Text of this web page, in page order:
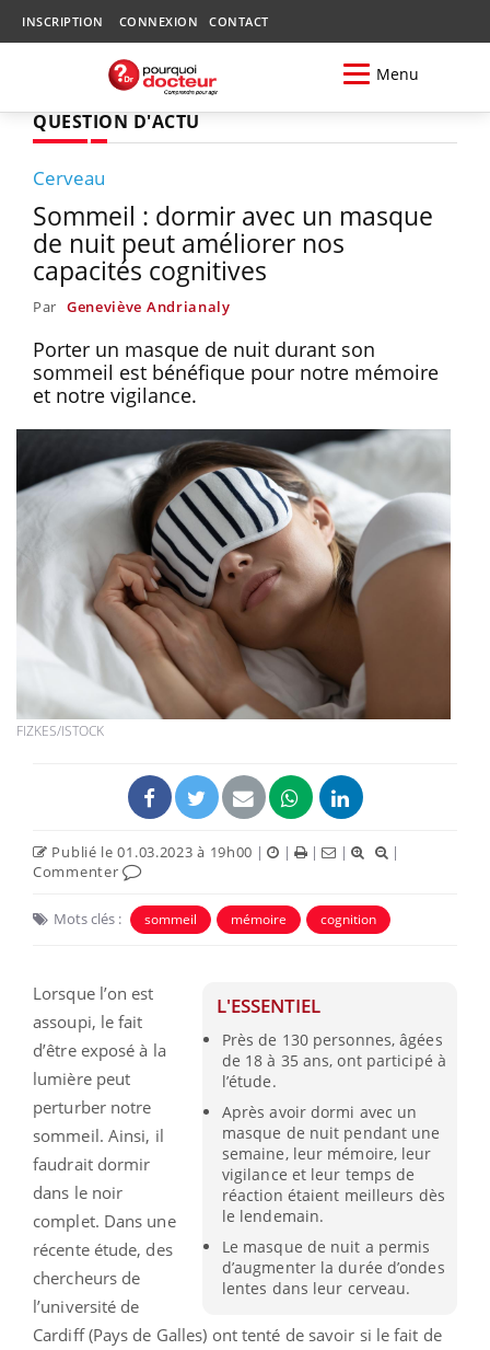
INSCRIPTION CONNEXION CONTACT
Menu
QUESTION D'ACTU
Cerveau
Sommeil : dormir avec un masque
de nuit peut améliorer nos
capacités cognitives
Par Geneviève Andrianaly
Porter un masque de nuit durant son
sommeil est bénéfique pour notre mémoire
et notre vigilance.
FIZKES/ISTOCK
Publié le 01.03.2023 à 19h00 | | | |
|
Commenter
Mots clés : sommeil mémoire cognition
L'ESSENTIEL
Près de 130 personnes, âgées
de 18 à 35 ans, ont participé à
l’étude.
Après avoir dormi avec un
masque de nuit pendant une
semaine, leur mémoire, leur
vigilance et leur temps de
réaction étaient meilleurs dès
le lendemain.
Le masque de nuit a permis
d’augmenter la durée d’ondes
lentes dans leur cerveau.
Lorsque l’on est
assoupi, le fait
d’être exposé à la
lumière peut
perturber notre
sommeil. Ainsi, il
faudrait dormir
dans le noir
complet. Dans une
récente étude, des
chercheurs de
l’université de
Cardiff (Pays de Galles) ont tenté de savoir si le fait de